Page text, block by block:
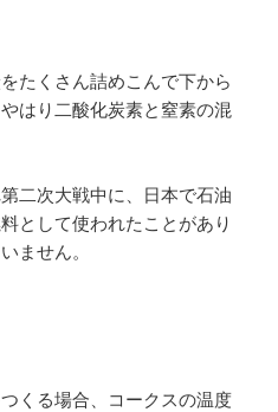
たくさん詰めこんで下から
はり二酸化炭素と窒素の混
二次大戦中に、日本で石油
として使われたことがあり
ません。
くる場合、コークスの温度